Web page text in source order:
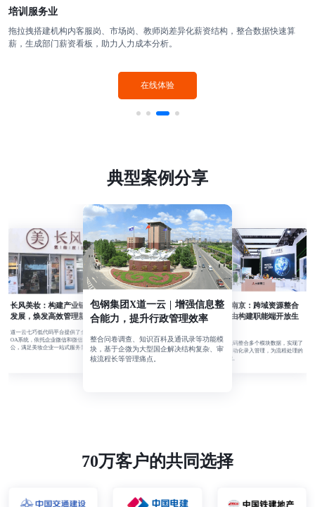
培训服务业
拖拉拽搭建机构内客服岗、市场岗、教师岗差异化薪资结构，整合数据快速算
薪，生成部门薪资看板，助力人力成本分析。
在线体验
典型案例分享
长风美妆：构建产业链数智化
发展，焕发高效管理新业态
道一云七巧低代码平台提供了全套人事管理
OA系统，依托企业微信和微信在线协同办
公，满足美妆企业一站式服务需求。
包钢集团X道一云 | 增强信息整
合能力，提升行政管理效率
整合问卷调查、知识百科及通讯录等功能模
块，基于企微为大型国企解决结构复杂、审
核流程长等管理痛点。
三菱动力南京：跨域资源整合
配置，自由构建职能端开放生
通过七巧低代码整合多个模块数据，实现了
职能端数据自动化录入管理，为流程处理的
提效精准赋能。
70万客户的共同选择